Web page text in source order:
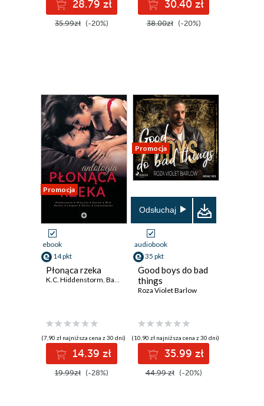
28.79 zł
35.99zł (-20%)
30.40 zł
38.00zł (-20%)
Promocja
ebook
14 pkt
Płonąca rzeka
K.C. Hiddenstorm, Barbara Mikulska ,
(7,90 zł najniższa cena z 30 dni)
14.39 zł
19.99zł (-28%)
Promocja
Odsłuchaj
audiobook
35 pkt
Good boys do bad
things
Roza Violet Barlow
(10,90 zł najniższa cena z 30 dni)
35.99 zł
44.99 zł (-20%)